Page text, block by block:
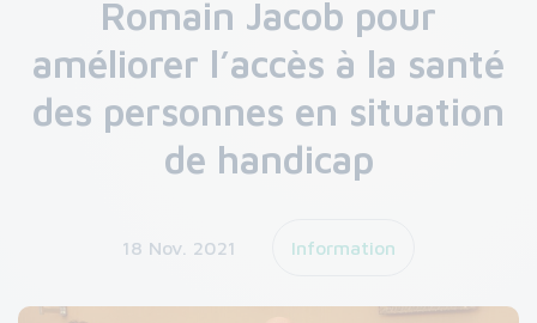
Romain Jacob pour
améliorer l’accès à la santé
des personnes en situation
de handicap
18 Nov. 2021 Information